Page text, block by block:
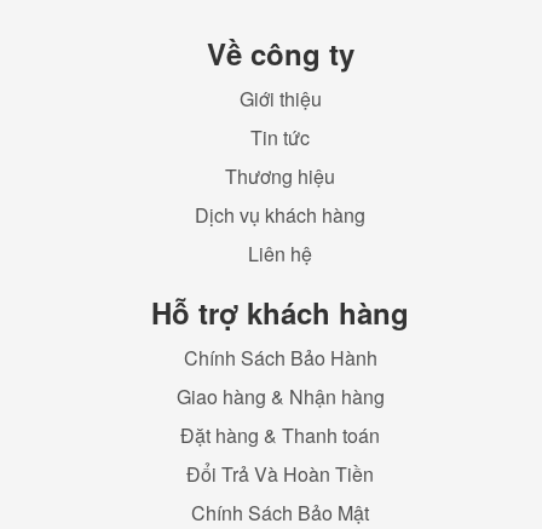
Về công ty
Giới thiệu
Tin tức
Thương hiệu
Dịch vụ khách hàng
Liên hệ
Hỗ trợ khách hàng
Chính Sách Bảo Hành
Giao hàng & Nhận hàng
Đặt hàng & Thanh toán
Đổi Trả Và Hoàn Tiền
Chính Sách Bảo Mật